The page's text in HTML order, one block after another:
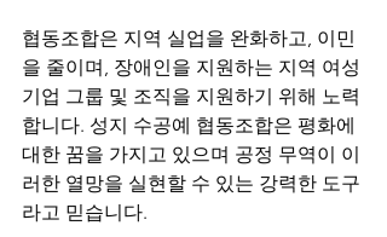
협동조합은 지역 실업을 완화하고, 이민
을 줄이며, 장애인을 지원하는 지역 여성
기업 그룹 및 조직을 지원하기 위해 노력
합니다. 성지 수공예 협동조합은 평화에
대한 꿈을 가지고 있으며 공정 무역이 이
러한 열망을 실현할 수 있는 강력한 도구
라고 믿습니다.